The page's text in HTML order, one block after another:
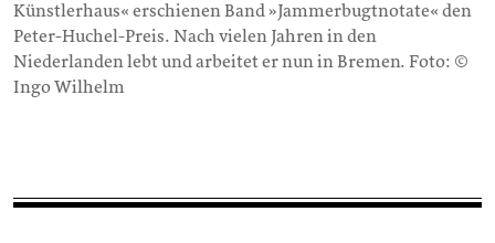
Künstlerhaus« erschienen Band »Jammerbugtnotate« den
Peter-Huchel-Preis. Nach vielen Jahren in den
Niederlanden lebt und arbeitet er nun in Bremen. Foto: ©
Ingo Wilhelm